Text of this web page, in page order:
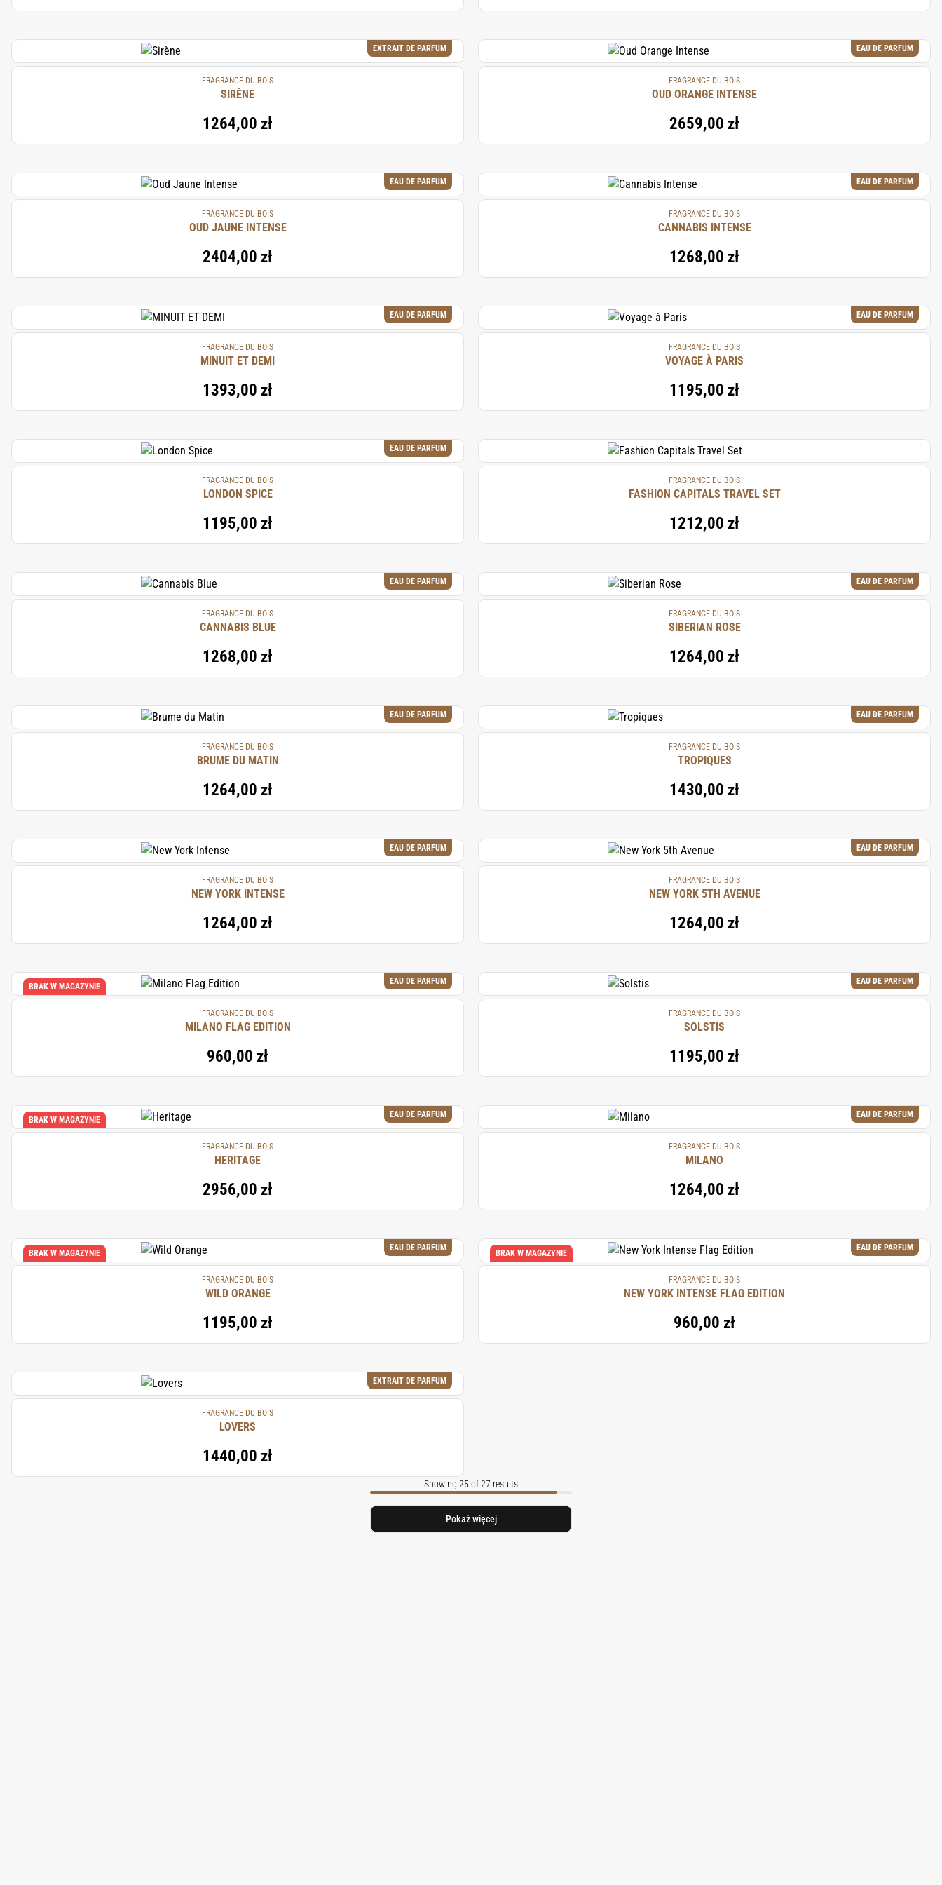
EXTRAIT DE PARFUM
FRAGRANCE DU BOIS
SIRÈNE
1264,00 zł
EAU DE PARFUM
FRAGRANCE DU BOIS
OUD ORANGE INTENSE
2659,00 zł
EAU DE PARFUM
FRAGRANCE DU BOIS
OUD JAUNE INTENSE
2404,00 zł
EAU DE PARFUM
FRAGRANCE DU BOIS
CANNABIS INTENSE
1268,00 zł
EAU DE PARFUM
FRAGRANCE DU BOIS
MINUIT ET DEMI
1393,00 zł
EAU DE PARFUM
FRAGRANCE DU BOIS
VOYAGE À PARIS
1195,00 zł
EAU DE PARFUM
FRAGRANCE DU BOIS
LONDON SPICE
1195,00 zł
FRAGRANCE DU BOIS
FASHION CAPITALS TRAVEL SET
1212,00 zł
EAU DE PARFUM
FRAGRANCE DU BOIS
CANNABIS BLUE
1268,00 zł
EAU DE PARFUM
FRAGRANCE DU BOIS
SIBERIAN ROSE
1264,00 zł
EAU DE PARFUM
FRAGRANCE DU BOIS
BRUME DU MATIN
1264,00 zł
EAU DE PARFUM
FRAGRANCE DU BOIS
TROPIQUES
1430,00 zł
EAU DE PARFUM
FRAGRANCE DU BOIS
NEW YORK INTENSE
1264,00 zł
EAU DE PARFUM
FRAGRANCE DU BOIS
NEW YORK 5TH AVENUE
1264,00 zł
EAU DE PARFUM
BRAK W MAGAZYNIE
FRAGRANCE DU BOIS
MILANO FLAG EDITION
960,00 zł
EAU DE PARFUM
FRAGRANCE DU BOIS
SOLSTIS
1195,00 zł
EAU DE PARFUM
BRAK W MAGAZYNIE
FRAGRANCE DU BOIS
HERITAGE
2956,00 zł
EAU DE PARFUM
FRAGRANCE DU BOIS
MILANO
1264,00 zł
EAU DE PARFUM
BRAK W MAGAZYNIE
FRAGRANCE DU BOIS
WILD ORANGE
1195,00 zł
EAU DE PARFUM
BRAK W MAGAZYNIE
FRAGRANCE DU BOIS
NEW YORK INTENSE FLAG EDITION
960,00 zł
EXTRAIT DE PARFUM
FRAGRANCE DU BOIS
LOVERS
1440,00 zł
Showing 25 of 27 results
Pokaż więcej